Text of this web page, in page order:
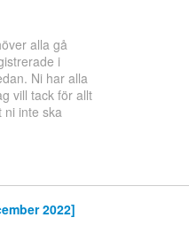
alla gå
i
Ni har alla
vill tack för allt
ni inte ska
2022]